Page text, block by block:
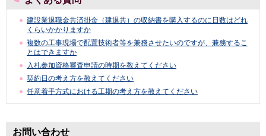
建設業退職金共済掛金（建退共）の収納書を購入するのに日数はどれ
くらいかかりますか
複数の工事現場で配置技術者等を兼務させたいのですが、兼務するこ
とはできますか
入札参加資格審査申請の時期を教えてください
契約日の考え方を教えてください
任意着手方式における工期の考え方を教えてください
お問い合わせ